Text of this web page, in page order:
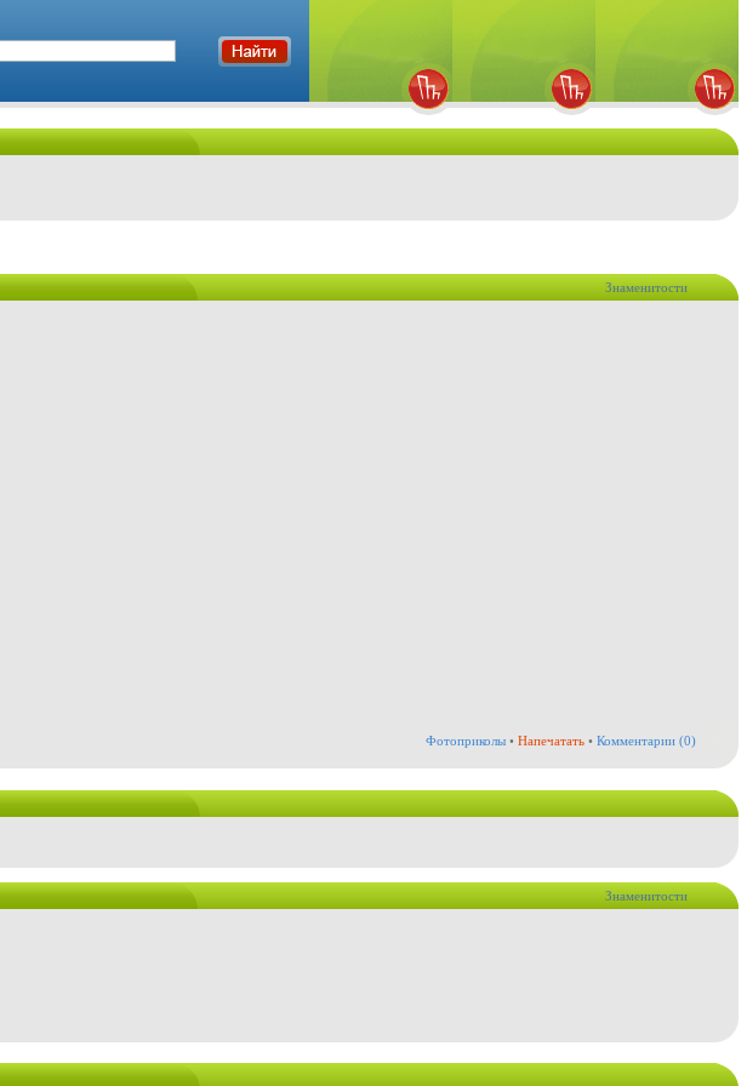
Знаменитости
Фотоприколы • Напечатать • Комментарии (0)
Знаменитости